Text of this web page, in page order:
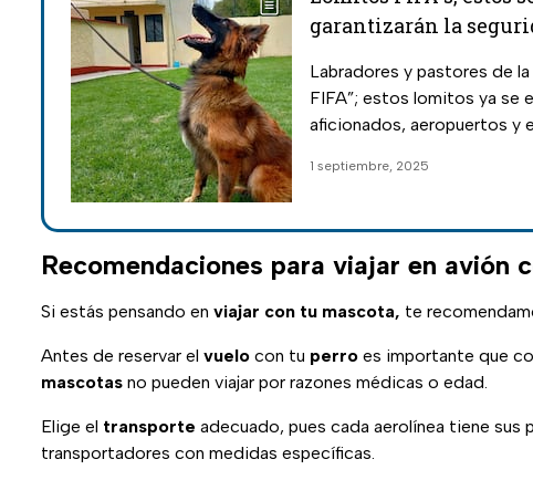
garantizarán la
Labradores y pastores de
FIFA”; estos lomitos ya se
aficionados, aeropuertos y
1 septiembre, 2025
Recomendaciones para viajar en avión
Si estás pensando en viajar con tu mascota, te
Antes de reservar el vuelo con tu perro es importante que
mascotas no pueden viajar por razones médicas o edad.
Elige el transporte adecuado, pues cada aerolínea tiene sus
transportadores con medidas específicas.